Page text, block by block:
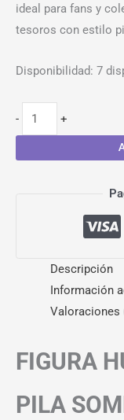
ideal para fans y
tesoros con estilo
Disponibilidad: 7
- +
Descripción
Información
Valoraciones
FIGURA
PILA